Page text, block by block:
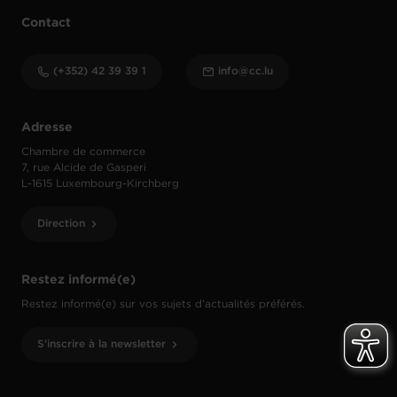
Restez informé(e)
Restez informé(e) sur vos sujets d’actualités préférés.
S'inscrire à la newsletter
Adresse
Chambre de commerce
7, rue Alcide de Gasperi
L-1615 Luxembourg-Kirchberg
Direction
Contact
(+352) 42 39 39 1 info@cc.lu